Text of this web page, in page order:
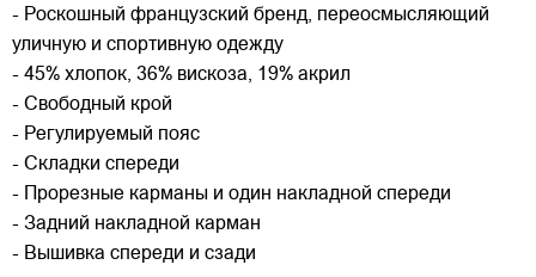
- Роскошный французский бренд, переосмысляющий
уличную и спортивную одежду
- 45% хлопок, 36% вискоза, 19% акрил
- Свободный крой
- Регулируемый пояс
- Складки спереди
- Прорезные карманы и один накладной спереди
- Задний накладной карман
- Вышивка спереди и сзади